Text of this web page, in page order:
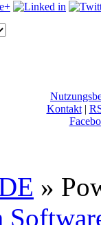
Kontakt|
»